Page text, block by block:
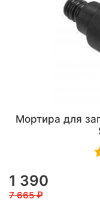
Мортира для
1 390
7 665